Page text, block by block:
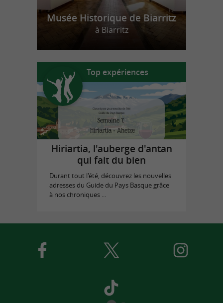
Musée Historique de Biarritz
à Biarritz
Top expériences
Hiriartia, l'auberge d'antan
qui fait du bien
Durant tout l'été, découvrez les nouvelles
adresses du Guide du Pays Basque grâce
à nos chroniques ...